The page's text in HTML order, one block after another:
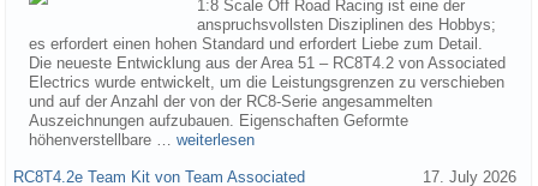
1:8 Scale Off Road Racing ist eine der
anspruchsvollsten Disziplinen des Hobbys;
es erfordert einen hohen Standard und erfordert Liebe zum Detail.
Die neueste Entwicklung aus der Area 51 – RC8T4.2 von Associated
Electrics wurde entwickelt, um die Leistungsgrenzen zu verschieben
und auf der Anzahl der von der RC8-Serie angesammelten
Auszeichnungen aufzubauen. Eigenschaften Geformte
höhenverstellbare … weiterlesen
RC8T4.2e Team Kit von Team Associated 17. July 2026